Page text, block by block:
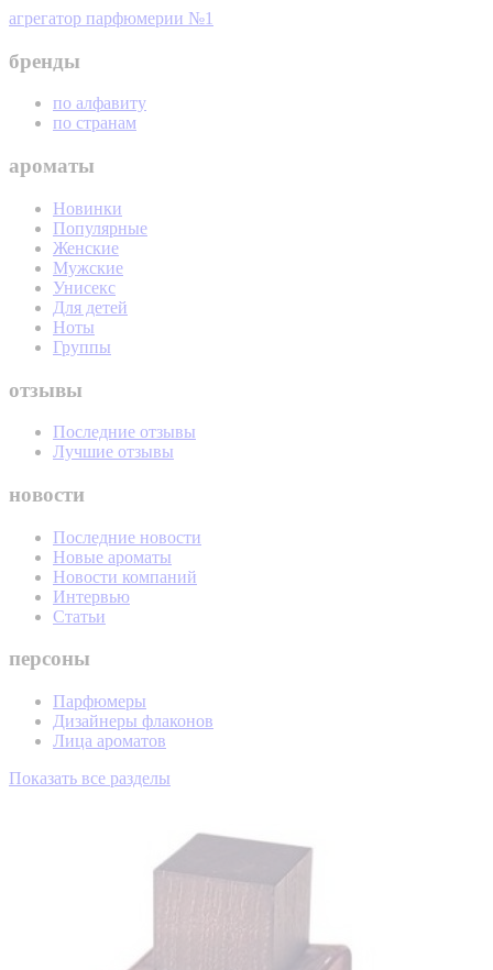
агрегатор парфюмерии №1
бренды
по алфавиту
по странам
ароматы
Новинки
Популярные
Женские
Мужские
Унисекс
Для детей
Ноты
Группы
отзывы
Последние отзывы
Лучшие отзывы
новости
Последние новости
Новые ароматы
Новости компаний
Интервью
Статьи
персоны
Парфюмеры
Дизайнеры флаконов
Лица ароматов
Показать все разделы